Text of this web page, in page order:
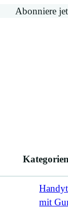
Abonniere
mit